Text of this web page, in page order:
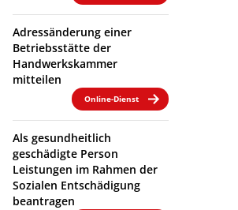
Adressänderung einer
Betriebsstätte der
Handwerkskammer
mitteilen
Online-Dienst
Als gesundheitlich
geschädigte Person
Leistungen im Rahmen der
Sozialen Entschädigung
beantragen